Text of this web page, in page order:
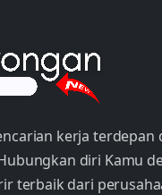
kerja terdepan
diri Kamu
terbaik dari